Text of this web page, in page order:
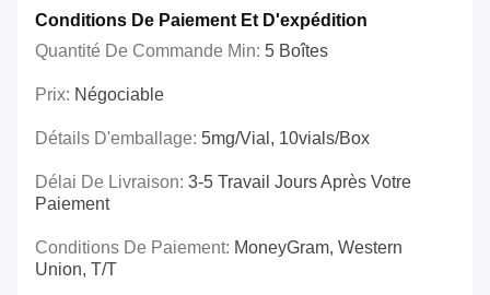
Conditions De Paiement Et D'expédition
Quantité De Commande Min: 5 Boîtes
Prix: Négociable
Détails D'emballage: 5mg/vial, 10vials/box
Délai De Livraison: 3-5 Travail Jours Après Votre
Paiement
Conditions De Paiement: MoneyGram, Western
Union, T/T